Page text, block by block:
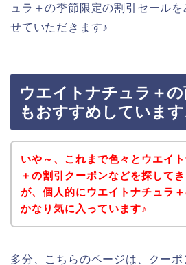
ュラ＋の季節限定の割引セール
せていただきます♪
ウエイトナチュラ＋
もおすすめしています
いや～、これまで色々とウエイ
＋の割引クーポンなどを探して
が、個人的にウエイトナチュラ
かなり気に入っています♪
多分、こちらのページは、クー